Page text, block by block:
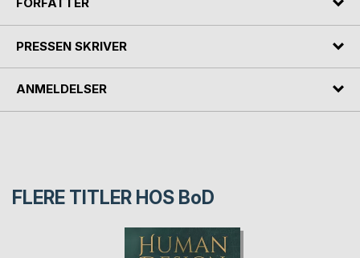
FORFATTER
PRESSEN SKRIVER
ANMELDELSER
FLERE TITLER HOS BoD